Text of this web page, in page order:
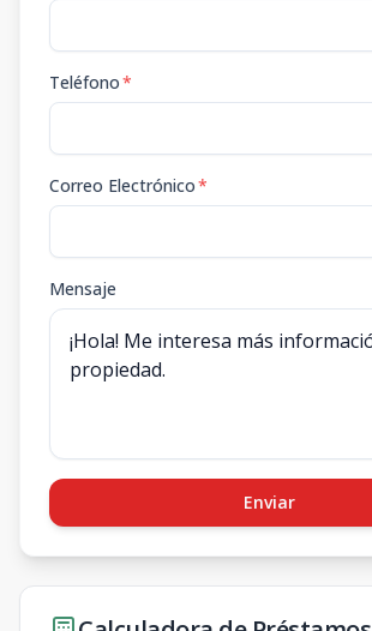
Teléfono*
Correo Electrónico*
Mensaje
Enviar